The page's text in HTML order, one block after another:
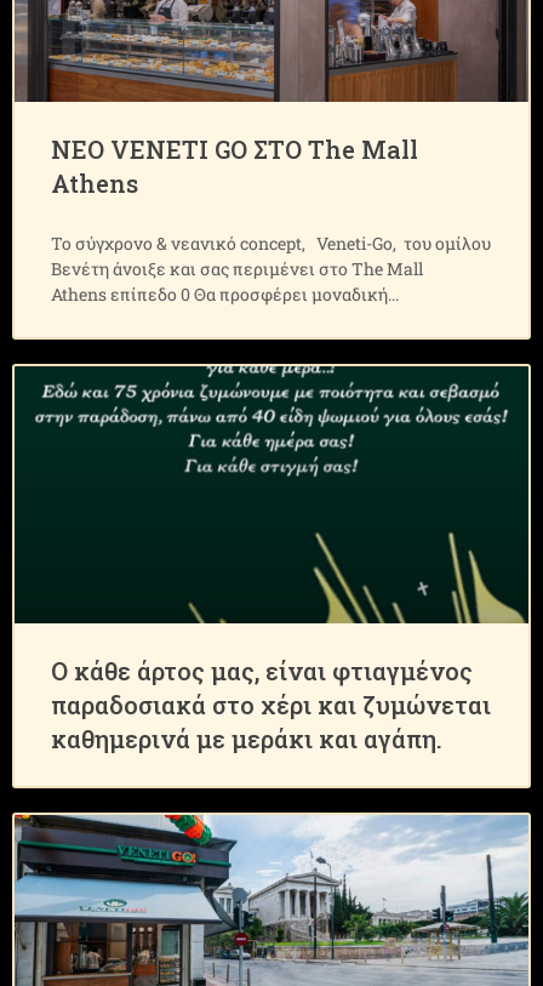
ΝΕΟ VENETI GO ΣΤΟ The Mall
Athens
Το σύγχρονο & νεανικό concept, Veneti-Go, του ομίλου
Βενέτη άνοιξε και σας περιμένει στο The Mall
Athens επίπεδο 0 Θα προσφέρει μοναδική
Ο κάθε άρτος μας, είναι φτιαγμένος
παραδοσιακά στο χέρι και ζυμώνεται
καθημερινά με μεράκι και αγάπη.